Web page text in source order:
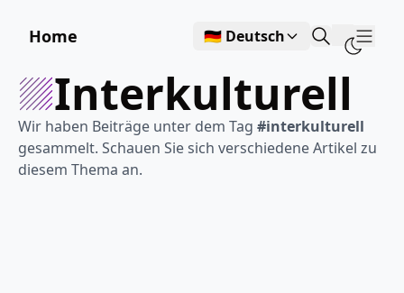
Home
🇩🇪 Deutsch
interkulturell
Wir haben Beiträge unter dem Tag #interkulturell
gesammelt. Schauen Sie sich verschiedene Artikel zu
diesem Thema an.